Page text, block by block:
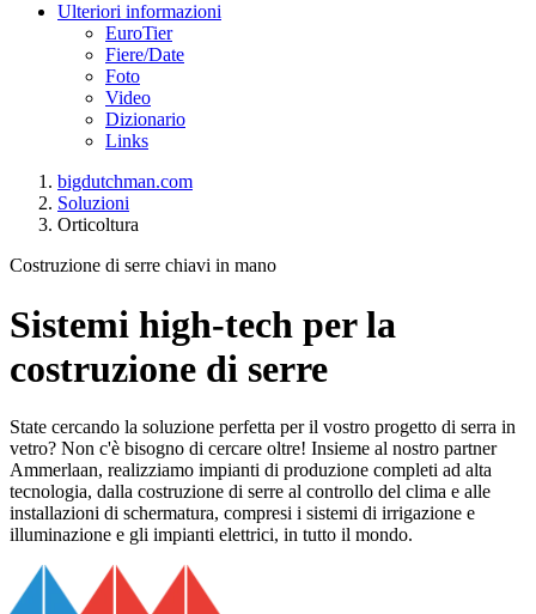
Ulteriori informazioni
EuroTier
Fiere/Date
Foto
Video
Dizionario
Links
bigdutchman.com
Soluzioni
Orticoltura
Costruzione di serre chiavi in mano
Sistemi high-tech per la
costruzione di serre
State cercando la soluzione perfetta per il vostro progetto di serra in
vetro? Non c'è bisogno di cercare oltre! Insieme al nostro partner
Ammerlaan, realizziamo impianti di produzione completi ad alta
tecnologia, dalla costruzione di serre al controllo del clima e alle
installazioni di schermatura, compresi i sistemi di irrigazione e
illuminazione e gli impianti elettrici, in tutto il mondo.